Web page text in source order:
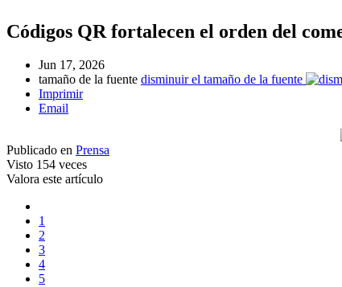
Códigos QR fortalecen el orden del
Jun 17, 2026
tamaño de la fuente disminuir el tamaño de la fuente
Imprimir
Email
Publicado en Prensa
Visto 154 veces
Valora este artículo
1
2
3
4
5